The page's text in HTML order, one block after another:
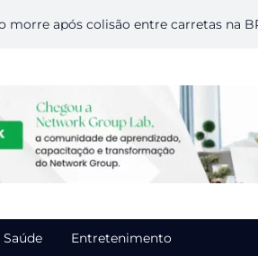
após colisão entre carretas na BR-364
Saúde Entretenimento